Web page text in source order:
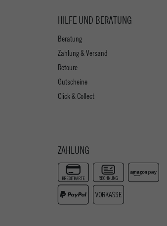
HILFE UND BERATUNG
Beratung
Zahlung & Versand
Retoure
Gutscheine
Click & Collect
ZAHLUNG